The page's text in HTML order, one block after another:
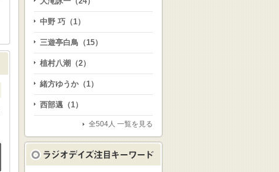
中野 巧（1）
三遊亭白鳥（15）
植村八潮（2）
緒方ゆうか（1）
西部邁（1）
全504人 一覧を見る